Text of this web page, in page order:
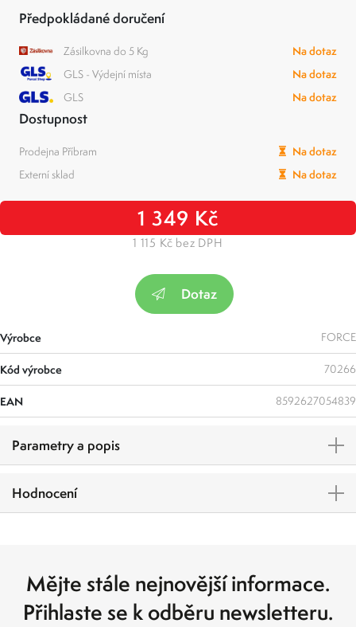
Předpokládané doručení
Zásilkovna do 5 Kg
Na dotaz
GLS - Výdejní místa
Na dotaz
GLS
Na dotaz
Dostupnost
Prodejna Příbram
Na dotaz
Externí sklad
Na dotaz
1 349 Kč
1 115 Kč bez DPH
Dotaz
Výrobce FORCE
Kód výrobce 70266
EAN 8592627054839
Parametry a popis
Hodnocení
Mějte stále nejnovější informace.
Přihlaste se k odběru newsletteru.